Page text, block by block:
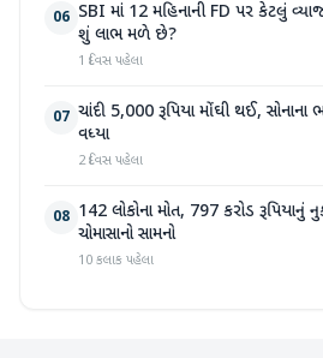
06 SBI માં 12 મહિનાની FD પર કેટલું
શું લાભ મળે છે?
1 દિવસ પહેલા
07 ચાંદી 5,000 રૂપિયા મોંઘી થઈ, સોનાના
વધ્યા
2 દિવસ પહેલા
08 142 લોકોના મોત, 797 કરોડ રૂપિયાનું
ચોમાસાનો સામનો
10 કલાક પહેલા